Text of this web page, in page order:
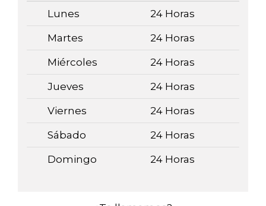
Lunes 24 Horas
Martes 24 Horas
Miércoles 24 Horas
Jueves 24 Horas
Viernes 24 Horas
Sábado 24 Horas
Domingo 24 Horas